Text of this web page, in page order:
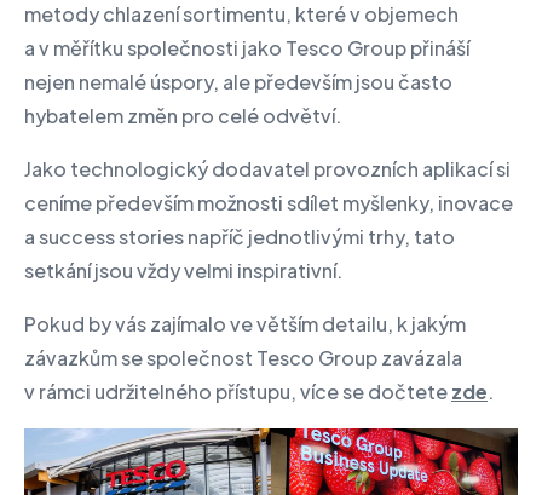
metody chlazení sortimentu, které v objemech
a v měřítku společnosti jako Tesco Group přináší
nejen nemalé úspory, ale především jsou často
hybatelem změn pro celé odvětví.
Jako technologický dodavatel provozních aplikací si
ceníme především možnosti sdílet myšlenky, inovace
a success stories napříč jednotlivými trhy, tato
setkání jsou vždy velmi inspirativní.
Pokud by vás zajímalo ve větším detailu, k jakým
závazkům se společnost Tesco Group zavázala
v rámci udržitelného přístupu, více se dočtetezde.